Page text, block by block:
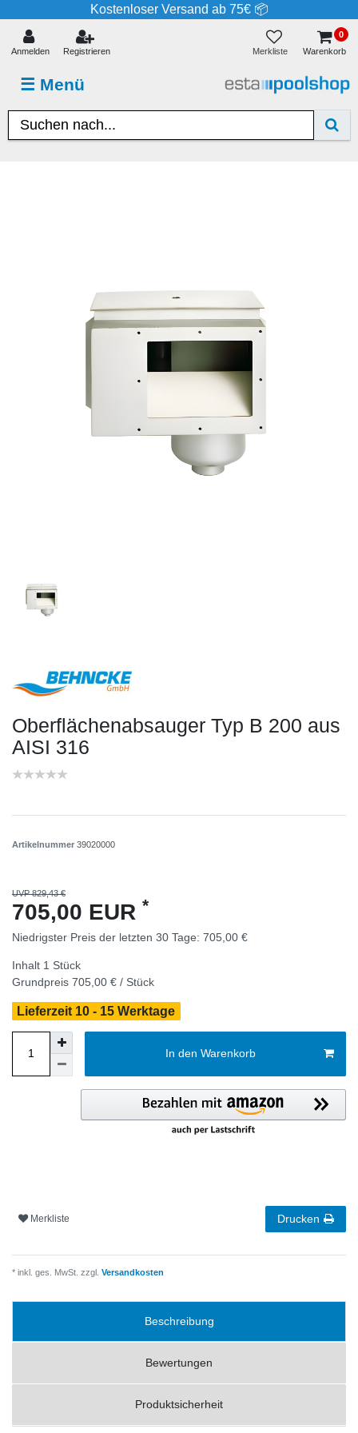
Kostenloser Versand ab 75€ 📦
☰ Menü
Anmelden Registrieren Merkliste
0
Warenkorb
Oberflächenabsauger Typ B 200 aus
AISI 316
Artikelnummer 39020000
UVP 829,43 €
705,00 EUR *
Niedrigster Preis der letzten 30 Tage: 705,00 €
Inhalt 1 Stück
Grundpreis 705,00 € / Stück
Lieferzeit 10 - 15 Werktage
In den Warenkorb
Merkliste Drucken
* inkl. ges. MwSt. zzgl. Versandkosten
Beschreibung
Bewertungen
Produktsicherheit